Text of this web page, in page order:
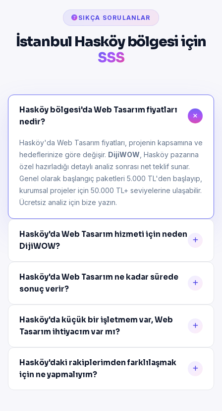
SIKÇA SORULANLAR
İstanbul Hasköy bölgesi için
SSS
Hasköy bölgesi'da Web Tasarım fiyatları
nedir?
Hasköy'da Web Tasarım fiyatları, projenin kapsamına ve
hedeflerinize göre değişir. DijiWOW , Hasköy pazarına
özel hazırladığı detaylı analiz sonrası net teklif sunar.
Genel olarak başlangıç paketleri 5.000 TL'den başlayıp,
kurumsal projeler için 50.000 TL+ seviyelerine ulaşabilir.
Ücretsiz analiz için bize yazın.
Hasköy'da Web Tasarım hizmeti için neden
DijiWOW?
Hasköy'da Web Tasarım ne kadar sürede
sonuç verir?
Hasköy'da küçük bir işletmem var, Web
Tasarım ihtiyacım var mı?
Hasköy'daki rakiplerimden farklılaşmak
için ne yapmalıyım?